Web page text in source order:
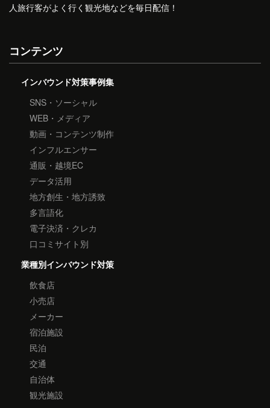
人旅行客がよく行く観光地などを毎日配信！
コンテンツ
インバウンド対策事例集
SNS・ソーシャル
WEB・メディア
動画・コンテンツ制作
インフルエンサー
通販・越境EC
データ活用
地方創生・地方誘致
多言語化
電子決済・クレカ
口コミサイト別
業種別インバウンド対策
飲食店
小売店
メーカー
宿泊施設
民泊
交通
自治体
観光施設